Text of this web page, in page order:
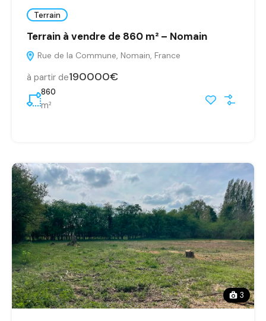
Terrain
Terrain à vendre de 860 m² – Nomain
Rue de la Commune, Nomain, France
à partir de190000€
860
m²
3